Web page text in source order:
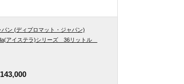
ン (ディプロマット・ジャパン)
アイステラ)シリーズ 36リットル